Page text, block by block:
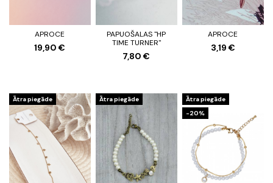
APROCE
19,90 €
PAPUOŠALAS "HP
TIME TURNER"
7,80 €
APROCE
3,19 €
Ātra piegāde Ātra piegāde
Ātra piegāde
-20%